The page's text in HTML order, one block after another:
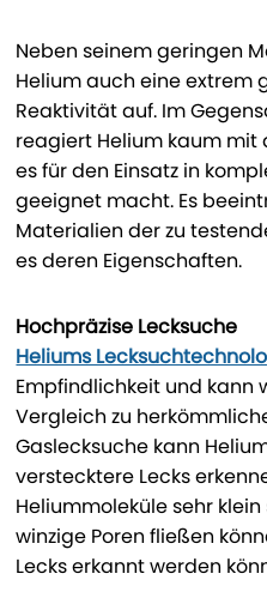
Neben seinem geringen
Helium auch eine extrem
Reaktivität auf. Im
reagiert Helium kaum mit
es für den Einsatz in
geeignet macht. Es
Materialien der zu
es deren Eigenschaften.
Hochpräzise Lecksuche
Heliums
Empfindlichkeit und kann
Vergleich zu
Gaslecksuche kann
verstecktere Lecks
Heliummoleküle sehr
winzige Poren fließen
Lecks erkannt werden